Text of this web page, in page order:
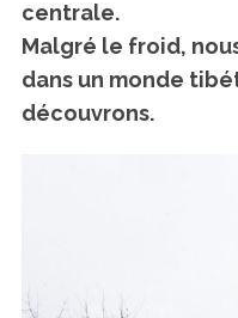
centrale.
Malgré le froid,
dans un monde
découvrons.